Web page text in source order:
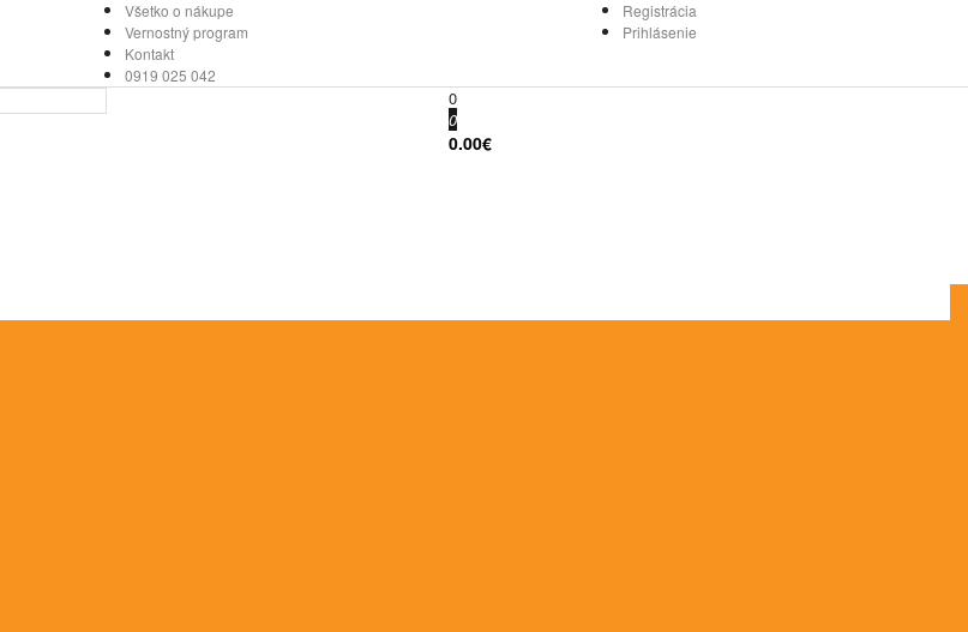
Všetko o nákupe
Vernostný program
Kontakt
0919 025 042
Registrácia
Prihlásenie
0
0
0.00€